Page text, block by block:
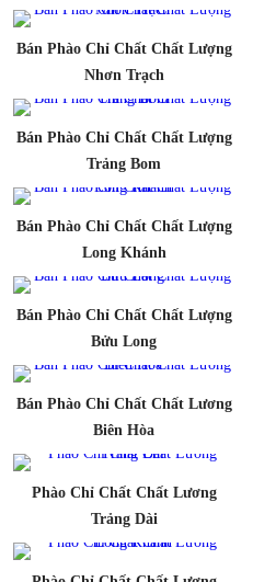
Bán Phào Chỉ Chất Chất Lượng
Nhơn Trạch
Bán Phào Chỉ Chất Chất Lượng
Trảng Bom
Bán Phào Chỉ Chất Chất Lượng
Long Khánh
Bán Phào Chỉ Chất Chất Lượng
Bửu Long
Bán Phào Chỉ Chất Chất Lương
Biên Hòa
Phào Chỉ Chất Chất Lương
Trảng Dài